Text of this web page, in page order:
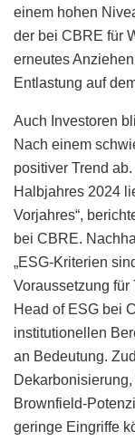
einem hohen
der bei CBRE für
erneutes
Entlastung auf
Auch Investoren
Nach einem
positiver Trend
Halbjahres 2024
Vorjahres“,
bei CBRE.
„ESG-Kriterien
Voraussetzung für
Head of ESG bei
institutionellen
an Bedeutung.
Brownfield-
geringe Eingriffe